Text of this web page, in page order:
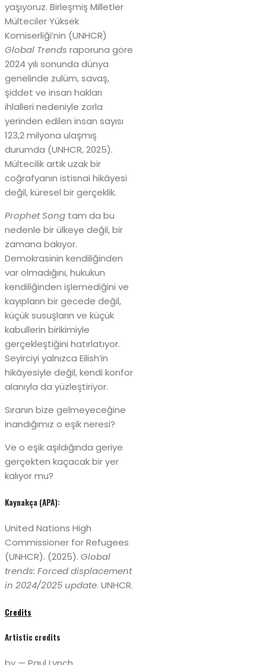
yaşıyoruz. Birleşmiş Milletler
Mülteciler Yüksek
Komiserliği’nin (UNHCR)
Global Trends raporuna göre
2024 yılı sonunda dünya
genelinde zulüm, savaş,
şiddet ve insan hakları
ihlalleri nedeniyle zorla
yerinden edilen insan sayısı
123,2 milyona ulaşmış
durumda (UNHCR, 2025).
Mültecilik artık uzak bir
coğrafyanın istisnai hikâyesi
değil, küresel bir gerçeklik.
Prophet Song tam da bu
nedenle bir ülkeye değil, bir
zamana bakıyor.
Demokrasinin kendiliğinden
var olmadığını, hukukun
kendiliğinden işlemediğini ve
kayıpların bir gecede değil,
küçük susuşların ve küçük
kabullerin birikimiyle
gerçekleştiğini hatırlatıyor.
Seyirciyi yalnızca Eilish’in
hikâyesiyle değil, kendi konfor
alanıyla da yüzleştiriyor.
Sıranın bize gelmeyeceğine
inandığımız o eşik neresi?
Ve o eşik aşıldığında geriye
gerçekten kaçacak bir yer
kalıyor mu?
Kaynakça (APA):
United Nations High
Commissioner for Refugees
(UNHCR). (2025). Global
trends: Forced displacement
in 2024/2025 update. UNHCR.
Credits
Artistic credits